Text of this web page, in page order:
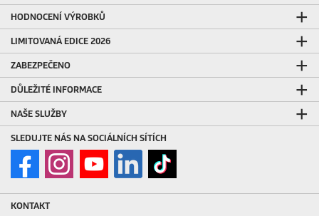
HODNOCENÍ VÝROBKŮ
LIMITOVANÁ EDICE 2026
ZABEZPEČENO
DŮLEŽITÉ INFORMACE
NAŠE SLUŽBY
SLEDUJTE NÁS NA SOCIÁLNÍCH SÍTÍCH
KONTAKT